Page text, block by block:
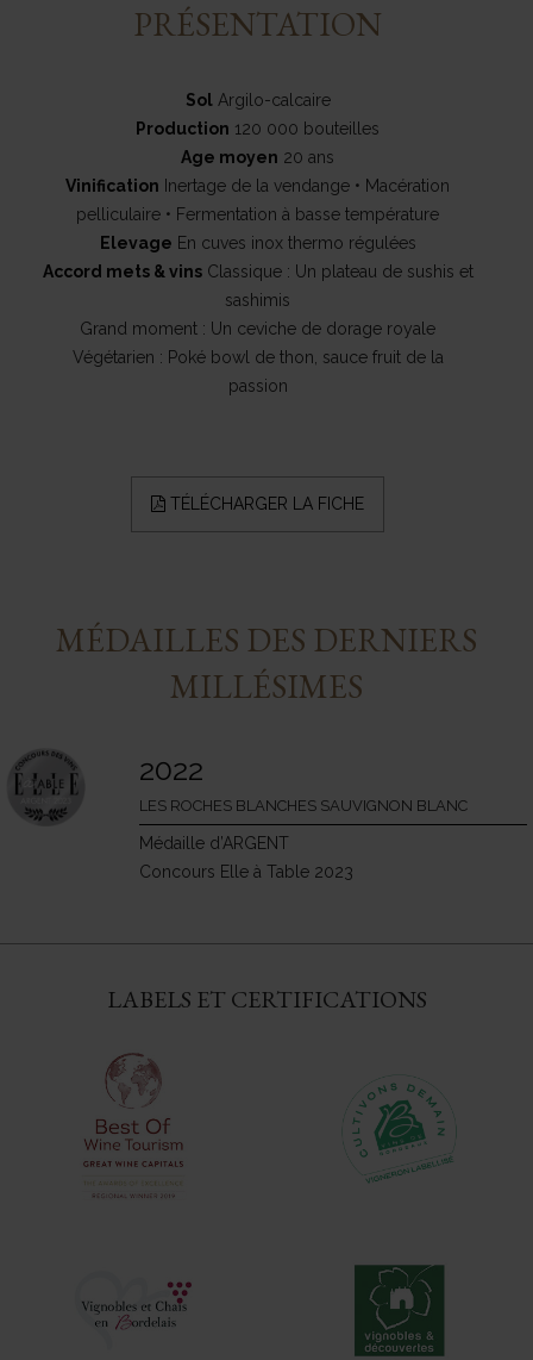
PRÉSENTATION
Sol Argilo-calcaire
Production 120 000 bouteilles
Age moyen 20 ans
Vinification Inertage de la vendange • Macération
pelliculaire • Fermentation à basse température
Elevage En cuves inox thermo régulées
Accord mets & vins Classique : Un plateau de sushis et
sashimis
Grand moment : Un ceviche de dorage royale
Végétarien : Poké bowl de thon, sauce fruit de la
passion
TÉLÉCHARGER LA FICHE
MÉDAILLES DES DERNIERS
MILLÉSIMES
2022
LES ROCHES BLANCHES SAUVIGNON BLANC
Médaille d’ARGENT
Concours Elle à Table 2023
LABELS ET CERTIFICATIONS